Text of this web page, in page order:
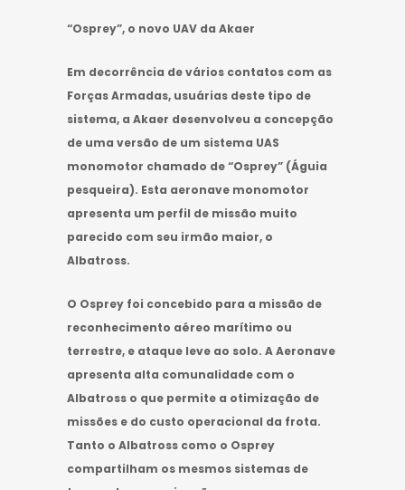
“Osprey”, o novo UAV da Akaer
Em decorrência de vários contatos com as
Forças Armadas, usuárias deste tipo de
sistema, a Akaer desenvolveu a concepção
de uma versão de um sistema UAS
monomotor chamado de “Osprey” (Águia
pesqueira). Esta aeronave monomotor
apresenta um perfil de missão muito
parecido com seu irmão maior, o
Albatross.
O Osprey foi concebido para a missão de
reconhecimento aéreo marítimo ou
terrestre, e ataque leve ao solo. A Aeronave
apresenta alta comunalidade com o
Albatross o que permite a otimização de
missões e do custo operacional da frota.
Tanto o Albatross como o Osprey
compartilham os mesmos sistemas de